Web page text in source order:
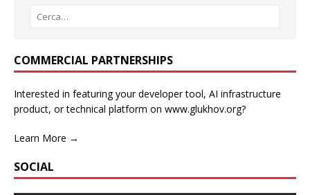
COMMERCIAL PARTNERSHIPS
Interested in featuring your developer tool, AI infrastructure
product, or technical platform on www.glukhov.org?
Learn More →
SOCIAL